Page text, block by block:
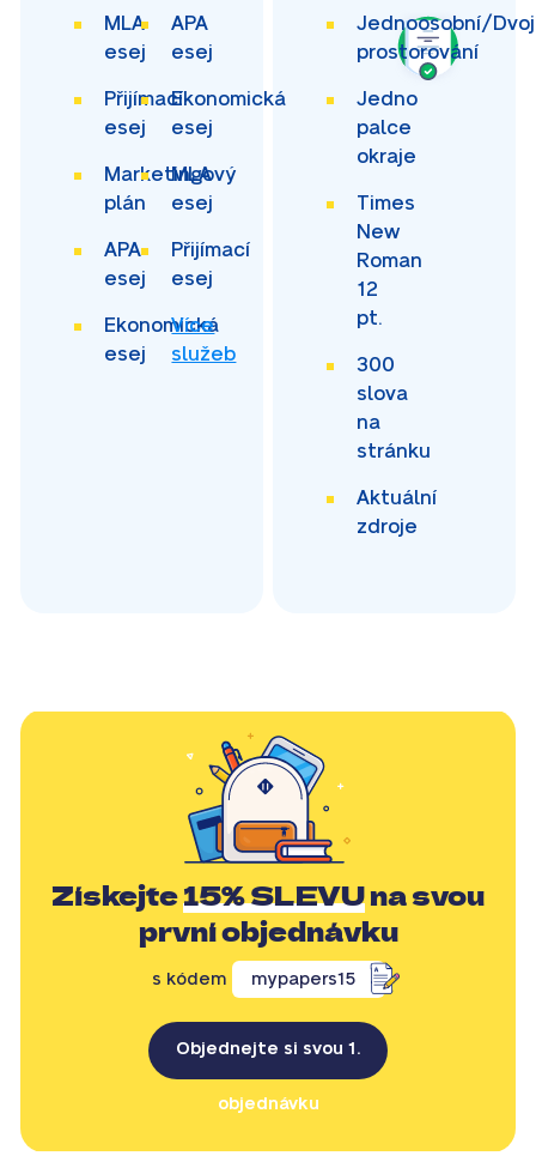
MLA
esej
APA
esej
Přijímací
esej
Ekonomická
esej
Marketingový
plán
MLA
esej
APA
esej
Přijímací
esej
Ekonomická
esej
Více
služeb
Jednoosobní/
prostorování
Jedno
palce
okraje
Times
New
Roman
12
pt.
300
slova
na
stránku
Aktuální
zdroje
Získejte15% SLEVUna svou
první objednávku
s kódem mypapers15
Objednejte si svou 1.
objednávku